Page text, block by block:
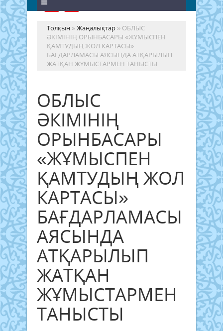
Толқын »Жаңалықтар » ОБЛЫС
ӘКІМІНІҢ ОРЫНБАСАРЫ «ЖҰМЫСПЕН
ҚАМТУДЫҢ ЖОЛ КАРТАСЫ»
БАҒДАРЛАМАСЫ АЯСЫНДА АТҚАРЫЛЫП
ЖАТҚАН ЖҰМЫСТАРМЕН ТАНЫСТЫ
ОБЛЫС
ӘКІМІНІҢ
ОРЫНБАСАРЫ
«ЖҰМЫСПЕН
ҚАМТУДЫҢ ЖОЛ
КАРТАСЫ»
БАҒДАРЛАМАСЫ
АЯСЫНДА
АТҚАРЫЛЫП
ЖАТҚАН
ЖҰМЫСТАРМЕН
ТАНЫСТЫ